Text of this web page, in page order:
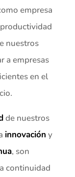
empresa
nuestros
a empresas
en el
de nuestros
innovación y
, son
continuidad